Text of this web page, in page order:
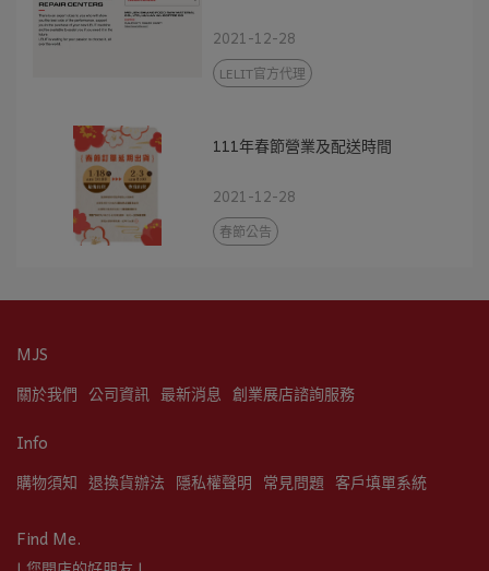
2021-12-28
LELIT官方代理
111年春節營業及配送時間
2021-12-28
春節公告
MJS
關於我們 公司資訊 最新消息 創業展店諮詢服務
Info
購物須知 退換貨辦法 隱私權聲明 常見問題 客戶填單系統
Find Me.